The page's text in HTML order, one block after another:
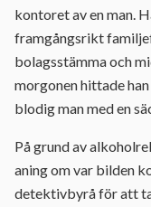
kontoret av en man.
framgångsrikt
bolagsstämma och
morgonen hittade
blodig man med en
På grund av
aning om var bilden
detektivbyrå för att ta